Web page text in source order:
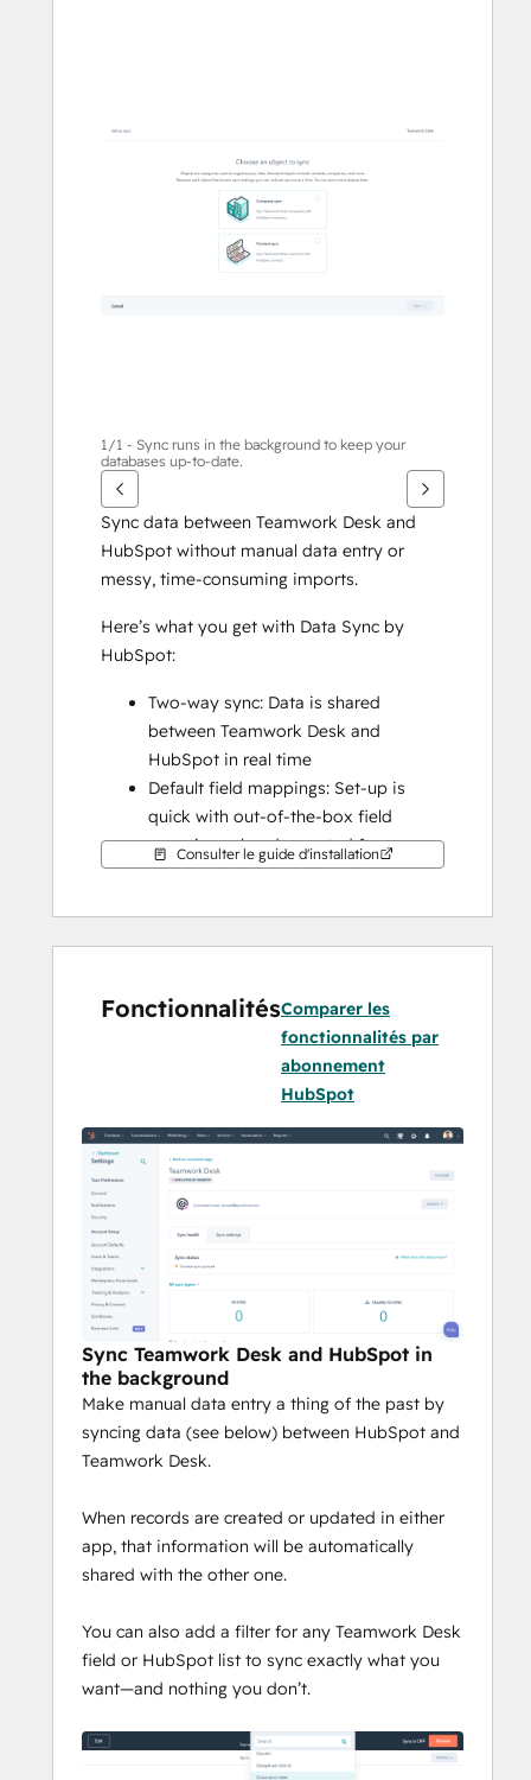
flèches
1/1 - Sync runs in the background to keep your
databases up-to-date.
Sync data between Teamwork Desk and
HubSpot without manual data entry or
messy, time-consuming imports.
Here’s what you get with Data Sync by
HubSpot:
Two-way sync: Data is shared
between Teamwork Desk and
HubSpot in real time
Default field mappings: Set-up is
quick with out-of-the-box field
mappings already created for you
Historical syncing: Your existing data
tickets
Consulter le guide d'installation
FonctionnalitésComparer les
fonctionnalités par
abonnement
HubSpot
Sync Teamwork Desk and HubSpot in
the background
Make manual data entry a thing of the past by
syncing data (see below) between HubSpot and
Teamwork Desk.
When records are created or updated in either
app, that information will be automatically
shared with the other one.
You can also add a filter for any Teamwork Desk
field or HubSpot list to sync exactly what you
want—and nothing you don’t.